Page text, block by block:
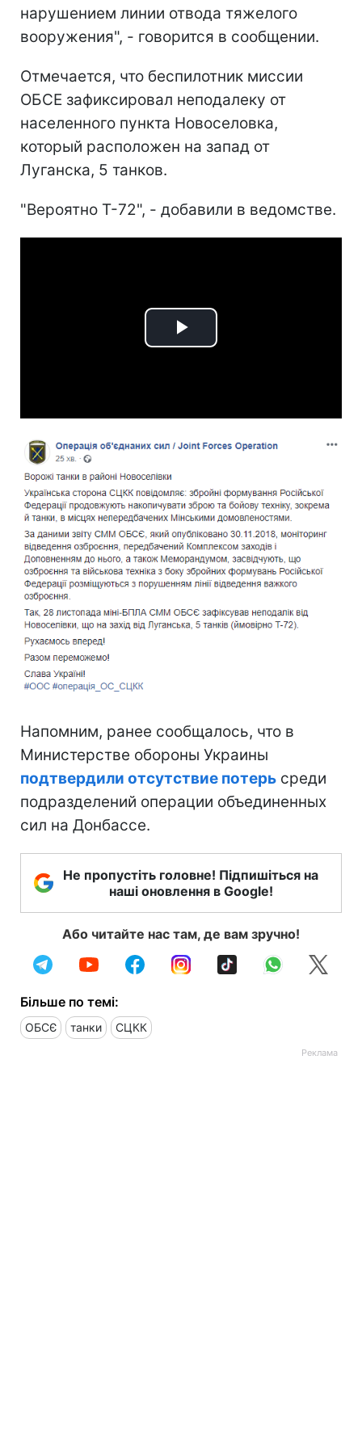
нарушением линии отвода тяжелого
вооружения", - говорится в сообщении.
Отмечается, что беспилотник миссии
ОБСЕ зафиксировал неподалеку от
населенного пункта Новоселовка,
который расположен на запад от
Луганска, 5 танков.
"Вероятно T-72", - добавили в ведомстве.
Play
Напомним, ранее сообщалось, что в
Министерстве обороны Украины
подтвердили отсутствие потерь среди
подразделений операции объединенных
сил на Донбассе.
Не пропустіть головне! Підпишіться на
наші оновлення в Google!
Або читайте нас там, де вам зручно!
Більше по темі:
ОБСЄ танки СЦКК